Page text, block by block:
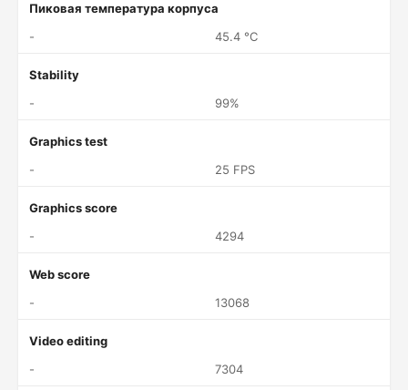
Пиковая температура корпуса
-
45.4 °C
Stability
-
99%
Graphics test
-
25 FPS
Graphics score
-
4294
Web score
-
13068
Video editing
-
7304